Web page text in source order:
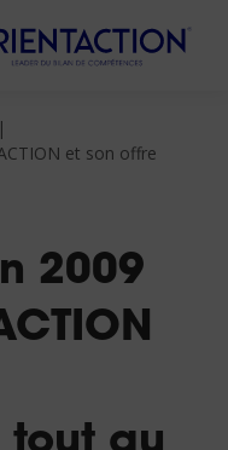
et son offre
2009